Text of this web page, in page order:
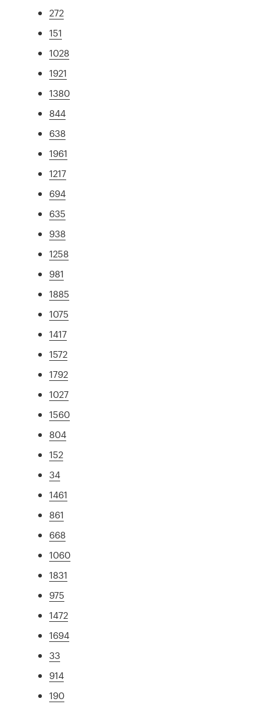
272
151
1028
1921
1380
844
638
1961
1217
694
635
938
1258
981
1885
1075
1417
1572
1792
1027
1560
804
152
34
1461
861
668
1060
1831
975
1472
1694
33
914
190